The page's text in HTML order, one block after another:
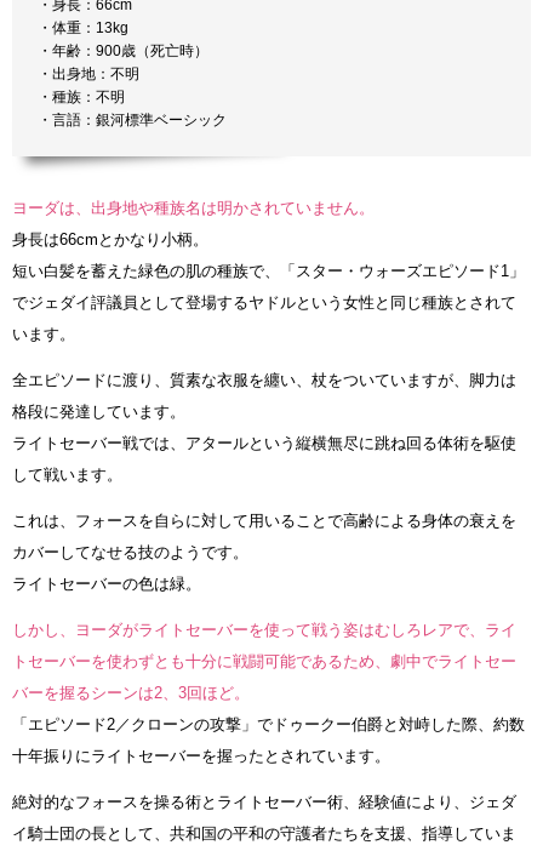
・身長：66cm
・体重：13kg
・年齢：900歳（死亡時）
・出身地：不明
・種族：不明
・言語：銀河標準ベーシック
ヨーダは、出身地や種族名は明かされていません。
身長は66cmとかなり小柄。
短い白髪を蓄えた緑色の肌の種族で、「スター・ウォーズエピソード1」
でジェダイ評議員として登場するヤドルという女性と同じ種族とされて
います。
全エピソードに渡り、質素な衣服を纏い、杖をついていますが、脚力は
格段に発達しています。
ライトセーバー戦では、アタールという縦横無尽に跳ね回る体術を駆使
して戦います。
これは、フォースを自らに対して用いることで高齢による身体の衰えを
カバーしてなせる技のようです。
ライトセーバーの色は緑。
しかし、ヨーダがライトセーバーを使って戦う姿はむしろレアで、ライ
トセーバーを使わずとも十分に戦闘可能であるため、劇中でライトセー
バーを握るシーンは2、3回ほど。
「エピソード2／クローンの攻撃」でドゥークー伯爵と対峙した際、約数
十年振りにライトセーバーを握ったとされています。
絶対的なフォースを操る術とライトセーバー術、経験値により、ジェダ
イ騎士団の長として、共和国の平和の守護者たちを支援、指導していま